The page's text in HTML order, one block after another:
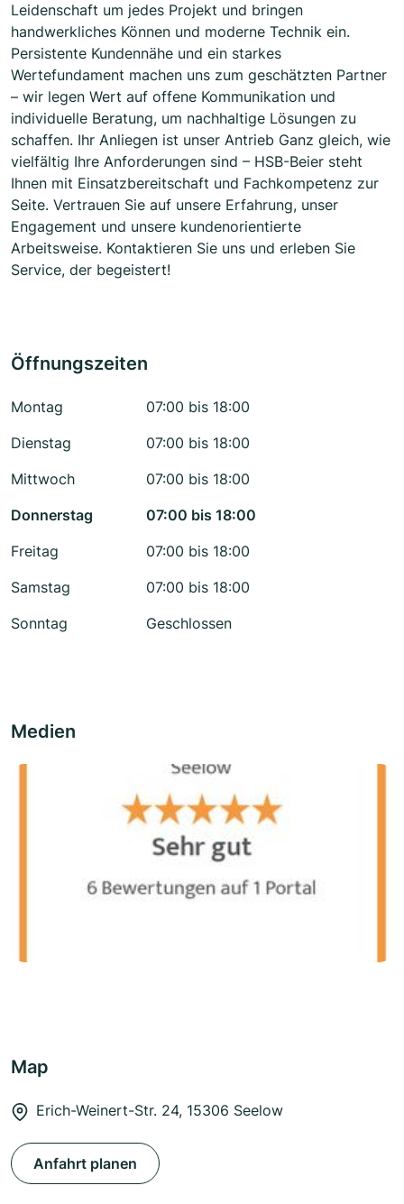
Leidenschaft um jedes Projekt und bringen
handwerkliches Können und moderne Technik ein.
Persistente Kundennähe und ein starkes
Wertefundament machen uns zum geschätzten Partner
– wir legen Wert auf offene Kommunikation und
individuelle Beratung, um nachhaltige Lösungen zu
schaffen. Ihr Anliegen ist unser Antrieb Ganz gleich, wie
vielfältig Ihre Anforderungen sind – HSB-Beier steht
Ihnen mit Einsatzbereitschaft und Fachkompetenz zur
Seite. Vertrauen Sie auf unsere Erfahrung, unser
Engagement und unsere kundenorientierte
Arbeitsweise. Kontaktieren Sie uns und erleben Sie
Service, der begeistert!
Öffnungszeiten
Montag
07:00 bis 18:00
Dienstag
07:00 bis 18:00
Mittwoch
07:00 bis 18:00
Donnerstag
07:00 bis 18:00
Freitag
07:00 bis 18:00
Samstag
07:00 bis 18:00
Sonntag
Geschlossen
Medien
Map
Erich-Weinert-Str. 24, 15306 Seelow
Anfahrt planen